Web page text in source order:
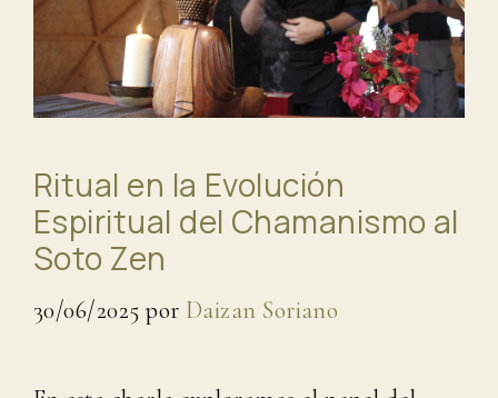
Ritual en la Evolución
Espiritual del Chamanismo al
Soto Zen
30/06/2025 por Daizan Soriano